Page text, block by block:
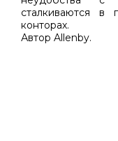
сталкиваются в
конторах.
Автор Allenby.